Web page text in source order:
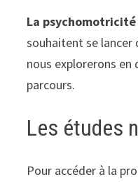
La psychomotricité
souhaitent se lancer
nous explorerons
parcours.
Les études
Pour accéder à la